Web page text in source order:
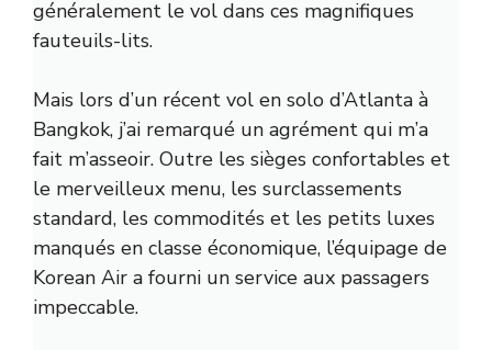
généralement le vol dans ces magnifiques
fauteuils-lits.
Mais lors d’un récent vol en solo d’Atlanta à
Bangkok, j’ai remarqué un agrément qui m’a
fait m’asseoir. Outre les sièges confortables et
le merveilleux menu, les surclassements
standard, les commodités et les petits luxes
manqués en classe économique, l’équipage de
Korean Air a fourni un service aux passagers
impeccable.